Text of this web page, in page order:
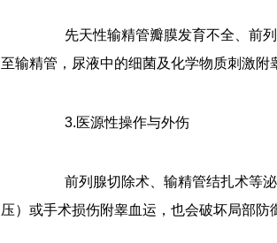
先天性输精管瓣膜发育不全、前列
至输精管，尿液中的细菌及化学物质刺激附
3.医源性操作与外伤
前列腺切除术、输精管结扎术等泌
压）或手术损伤附睾血运，也会破坏局部防